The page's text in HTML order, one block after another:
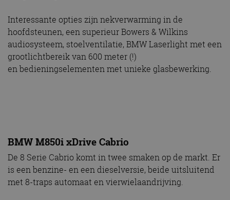
Interessante opties zijn nekverwarming in de
hoofdsteunen, een superieur Bowers & Wilkins
audiosysteem, stoelventilatie, BMW Laserlight met een
grootlichtbereik van 600 meter (!)
en bedieningselementen met unieke glasbewerking.
BMW M850i xDrive Cabrio
De 8 Serie Cabrio komt in twee smaken op de markt. Er
is een benzine- en een dieselversie, beide uitsluitend
met 8-traps automaat en vierwielaandrijving.